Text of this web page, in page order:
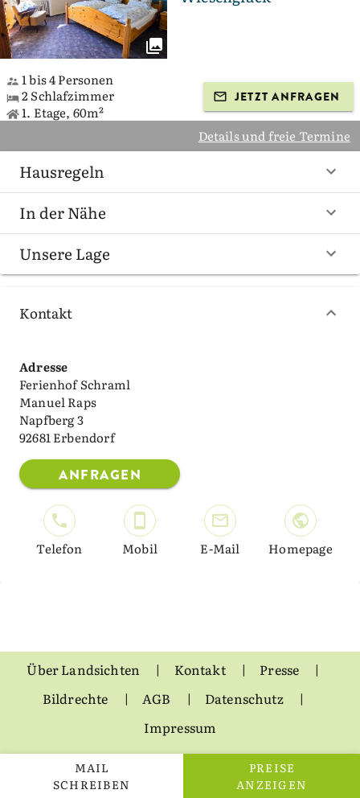
MAIL
SCHREIBEN
PREISE
ANZEIGEN
1 bis 4 Personen
2 Schlafzimmer
1. Etage, 60m²
JETZT ANFRAGEN
Details und freie Termine
Hausregeln
In der Nähe
Unsere Lage
Kontakt
Adresse
Ferienhof Schraml
Manuel Raps
Napfberg 3
92681 Erbendorf
ANFRAGEN
Telefon Mobil E-Mail Homepage
Über Landsichten Kontakt
Presse
Bildrechte
AGB
Datenschutz
Impressum